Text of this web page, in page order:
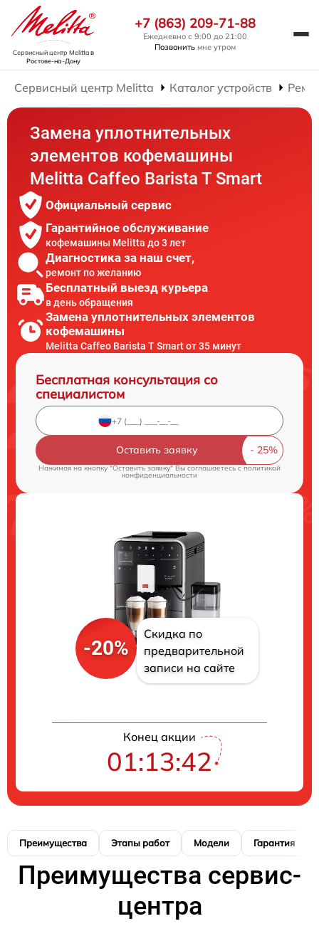
Сервисный центр Melittaв
Ростове-на-Дону
+7 (863) 209-71-88
Ежедневно с 9:00 до 21:00
Позвонить мне утром
Сервисный центр Melitta Каталог устройств
Замена уплотнительных
элементов кофемашины
Melitta Caffeo Barista T Smart
Официальный сервис
Гарантийное обслуживание
кофемашины Melitta до 3 лет
Диагностика за наш счет,
ремонт по желанию
Бесплатный выезд курьера
в день обращения
Замена уплотнительных элементов
кофемашины
Melitta Caffeo Barista T Smart от 35 минут
Бесплатная консультация со
специалистом
Оставить заявку
Нажимая на кнопку "Оставить заявку" Вы соглашаетесь cполитикой
конфиденциальности
-20%
Скидка по
предварительной
записи на сайте
Конец акции
01:13:41
Преимущества Этапы работ Модели Гарантия
Преимущества сервис-
центра